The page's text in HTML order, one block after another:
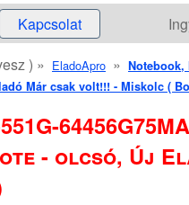
Kapcsolat
) » EladoApro » Notebook,
Már csak volt!!! - Miskolc (
- olcsó, Új